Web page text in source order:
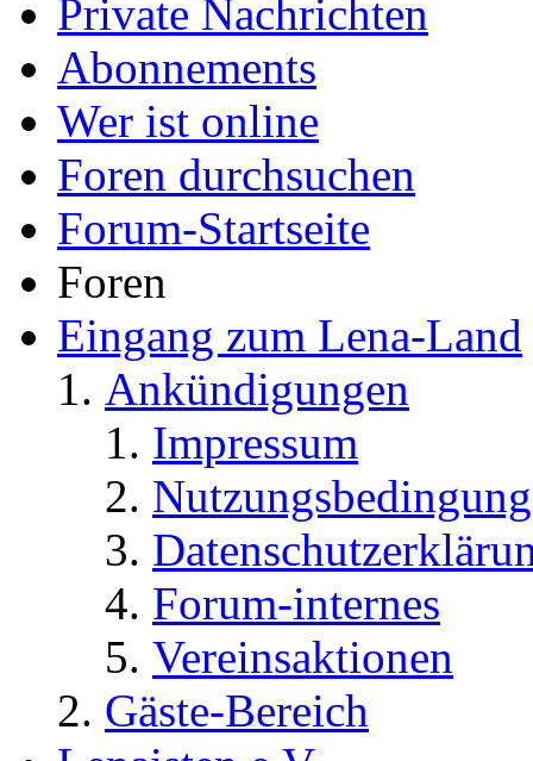
Private Nachrichten
Abonnements
Wer ist online
Foren durchsuchen
Forum-Startseite
Foren
Eingang zum Lena-Land
Ankündigungen
Impressum
Forum-internes
Vereinsaktionen
Gäste-Bereich